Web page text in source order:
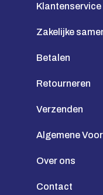
Klantenservice
Zakelijke
Betalen
Retourneren
Verzenden
Algemene
Over ons
Contact